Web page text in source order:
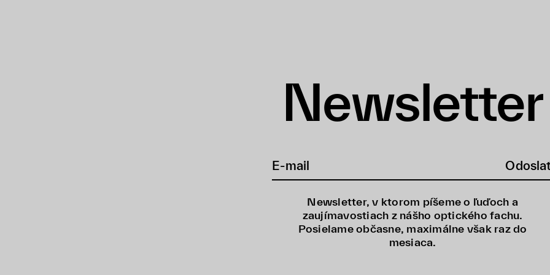
Newsletter
Newsletter, v ktorom píšeme o ľuďoch a
zaujímavostiach z nášho optického fachu.
Posielame občasne, maximálne však raz do
mesiaca.